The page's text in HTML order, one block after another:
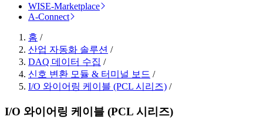
WISE-Marketplace
A-Connect
홈 /
산업 자동화 솔루션 /
DAQ 데이터 수집 /
신호 변환 모듈 & 터미널 보드 /
I/O 와이어링 케이블 (PCL 시리즈) /
I/O 와이어링 케이블 (PCL 시리즈)